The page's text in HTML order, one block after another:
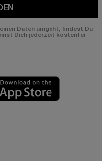
Daten umgeht, findest Du
Dich jederzeit kostenfei